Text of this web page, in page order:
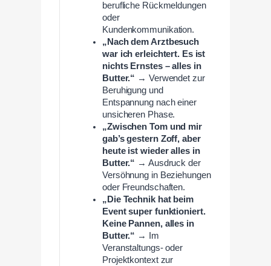
berufliche Rückmeldungen
oder
Kundenkommunikation.
„Nach dem Arztbesuch
war ich erleichtert. Es ist
nichts Ernstes – alles in
Butter.“ → Verwendet zur
Beruhigung und
Entspannung nach einer
unsicheren Phase.
„Zwischen Tom und mir
gab’s gestern Zoff, aber
heute ist wieder alles in
Butter.“ → Ausdruck der
Versöhnung in Beziehungen
oder Freundschaften.
„Die Technik hat beim
Event super funktioniert.
Keine Pannen, alles in
Butter.“ → Im
Veranstaltungs- oder
Projektkontext zur